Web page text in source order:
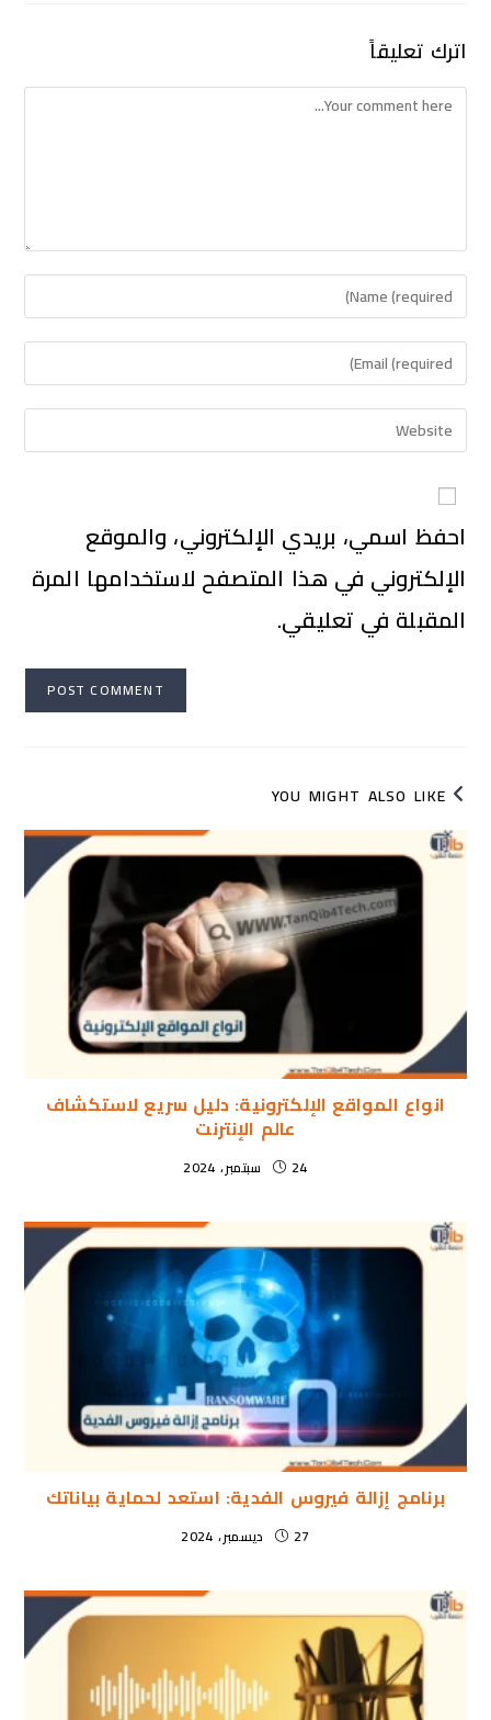
اترك تعليقاً
احفظ اسمي، بريدي الإلكتروني، والموقع
الإلكتروني في هذا المتصفح لاستخدامها المرة
المقبلة في تعليقي.
YOU MIGHT ALSO LIKE
انواع المواقع الإلكترونية: دليل سريع لاستكشاف
عالم الإنترنت
24 سبتمبر، 2024
برنامج إزالة فيروس الفدية: استعد لحماية بياناتك
27 ديسمبر، 2024